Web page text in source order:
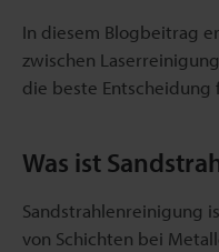
In diesem Blogbeitrag
zwischen
die beste
Was ist
Sandstrahlenreinigung
von Schichten bei